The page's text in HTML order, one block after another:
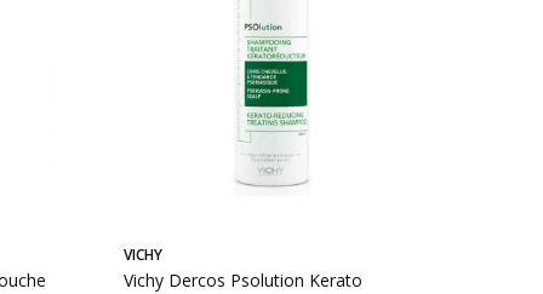
VICHY
Vichy Dercos Psolution Kerato